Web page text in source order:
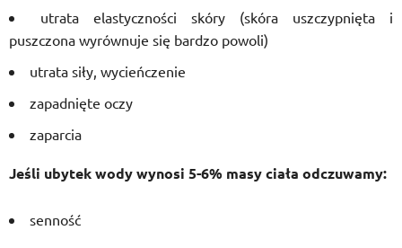
utrata elastyczności skóry (skóra uszczypnięta i
puszczona wyrównuje się bardzo powoli)
utrata siły, wycieńczenie
zapadnięte oczy
zaparcia
Jeśli ubytek wody wynosi 5-6% masy ciała odczuwamy:
senność